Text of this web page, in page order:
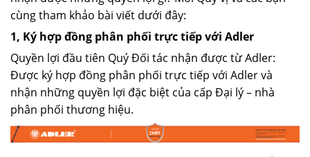
cùng tham khảo bài viết dưới đây:
1, Ký hợp đồng phân phối trực tiếp với Adler
Quyền lợi đầu tiên Quý Đối tác nhận được từ Adler:
Được ký hợp đồng phân phối trực tiếp với Adler và
nhận những quyền lợi đặc biệt của cấp Đại lý – nhà
phân phối thương hiệu.